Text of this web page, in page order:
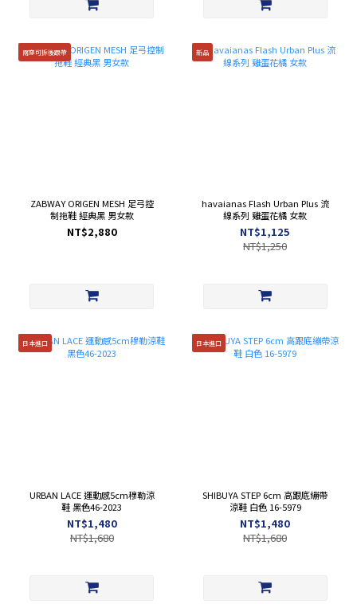
兩穿可拆後跟帶
ZABWAY ORIGEN MESH 足弓控
制拖鞋 經典黑 男女款
NT$2,880
新品
havaianas Flash Urban Plus 流
線系列 雞蛋花橘 女款
NT$1,125
NT$1,250
日本進口
URBAN LACE 運動感5cm穆勒涼
鞋 黑色46-2023
NT$1,480
NT$1,680
日本進口
SHIBUYA STEP 6cm 高跟底繃帶
涼鞋 白色 16-5979
NT$1,480
NT$1,680